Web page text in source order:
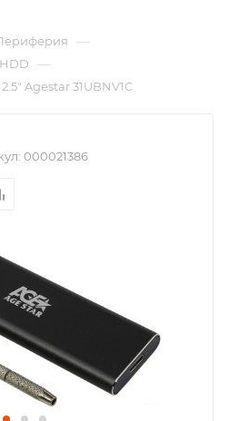
—
—
Agestar 31UBNV1C
000021386